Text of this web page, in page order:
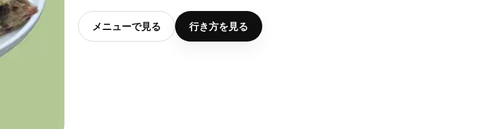
メニューで見る 行き方を見る